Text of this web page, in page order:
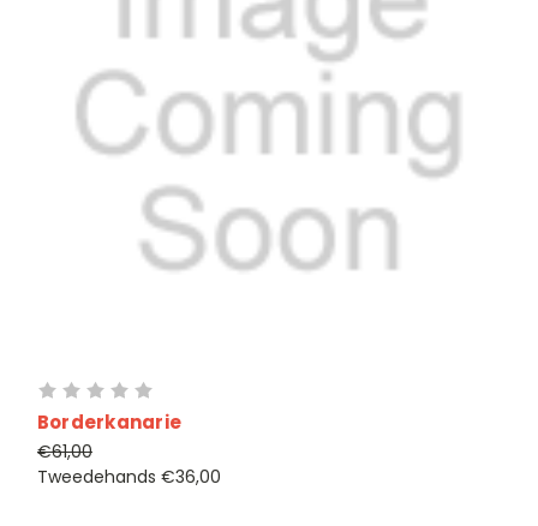
Borderkanarie
€61,00
Tweedehands €36,00